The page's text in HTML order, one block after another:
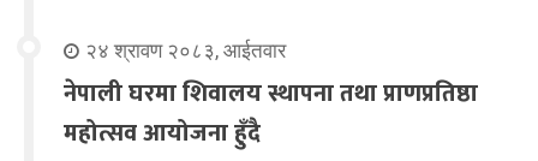
२४ श्रावण २०८३, आईतवार
नेपाली घरमा शिवालय स्थापना तथा प्राणप्रतिष्ठा
महोत्सव आयोजना हुँदै